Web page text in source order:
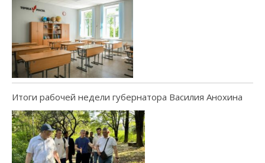
Итоги рабочей недели губернатора Василия Анохина